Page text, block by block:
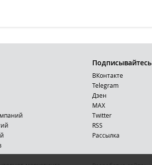
Подписывайтесь
ВКонтакте
Telegram
Дзен
MAX
Тwitter
RSS
Рассылка